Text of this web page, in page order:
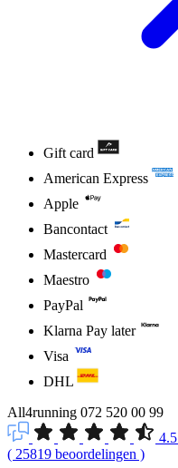
Gift card
American Express
Apple
Bancontact
Mastercard
Maestro
PayPal
Klarna Pay later
Visa
DHL
All4running 072 520 00 99
4.5
( 25819 beoordelingen )